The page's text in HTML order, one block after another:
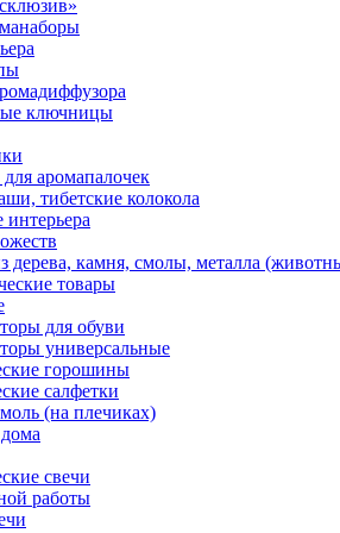
ключницы
аромапалочек
тибетские колокола
дерева, камня, смолы, металла
товары
для обуви
универсальные
горошины
салфетки
(на плечиках)
свечи
работы